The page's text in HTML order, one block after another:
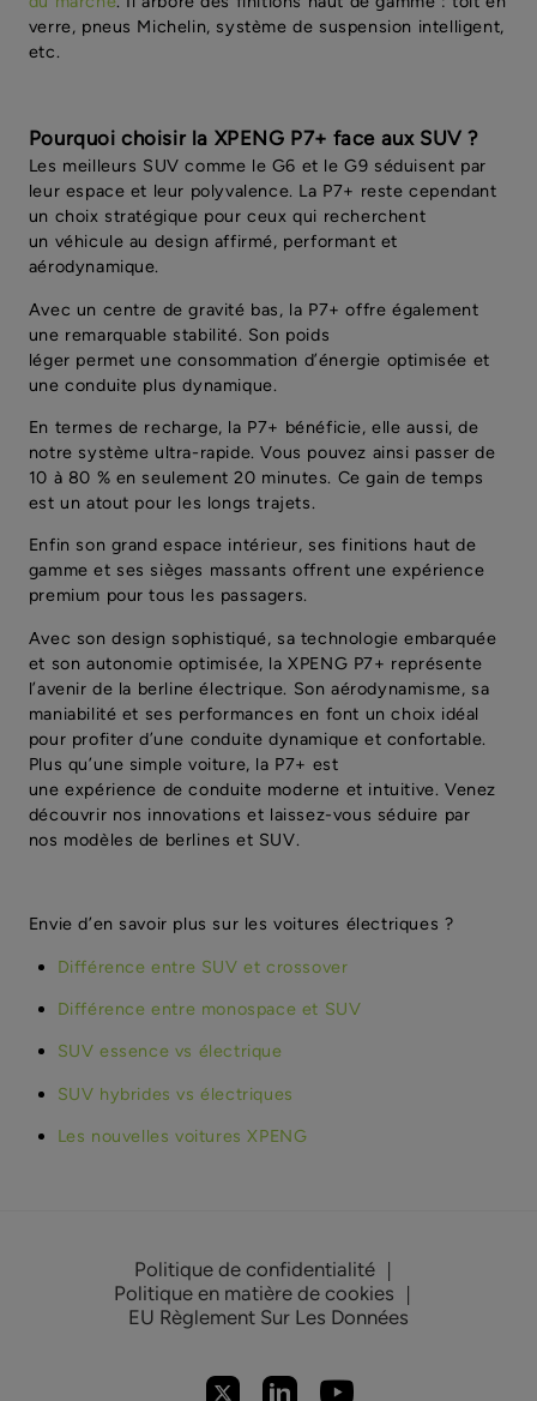
verre, pneus Michelin, système de suspension intelligent,
etc.
Pourquoi choisir la XPENG P7+ face aux SUV ?
Les meilleurs SUV comme le G6 et le G9 séduisent par
leur espace et leur polyvalence. La P7+ reste cependant
un choix stratégique pour ceux qui recherchent
un véhicule au design affirmé, performant et
aérodynamique.
Avec un centre de gravité bas, la P7+ offre également
une remarquable stabilité. Son poids
léger permet une consommation d’énergie optimisée et
une conduite plus dynamique.
En termes de recharge, la P7+ bénéficie, elle aussi, de
notre système ultra-rapide. Vous pouvez ainsi passer de
10 à 80 % en seulement 20 minutes. Ce gain de temps
est un atout pour les longs trajets.
Enfin son grand espace intérieur, ses finitions haut de
gamme et ses sièges massants offrent une expérience
premium pour tous les passagers.
Avec son design sophistiqué, sa technologie embarquée
et son autonomie optimisée, la XPENG P7+ représente
l’avenir de la berline électrique. Son aérodynamisme, sa
maniabilité et ses performances en font un choix idéal
pour profiter d’une conduite dynamique et confortable.
Plus qu’une simple voiture, la P7+ est
une expérience de conduite moderne et intuitive. Venez
découvrir nos innovations et laissez-vous séduire par
nos modèles de berlines et SUV.
Envie d’en savoir plus sur les voitures électriques ?
Différence entre SUV et crossover
Différence entre monospace et SUV
SUV essence vs électrique
SUV hybrides vs électriques
Les nouvelles voitures XPENG
Politique de confidentialité |
Politique en matière de cookies |
EU Règlement Sur Les Données